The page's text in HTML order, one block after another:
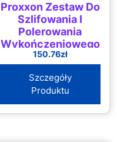
Proxxon Zestaw Do
Szlifowania I
Polerowania
Wykończeniowego
(PR29070)
150.76zł
Szczegóły
Produktu